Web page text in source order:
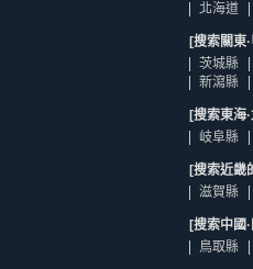
北海道
[搜索關東
茨城縣
新瀉縣
[搜索東海
岐阜縣
[搜索近畿
滋賀縣
[搜索中國
鳥取縣